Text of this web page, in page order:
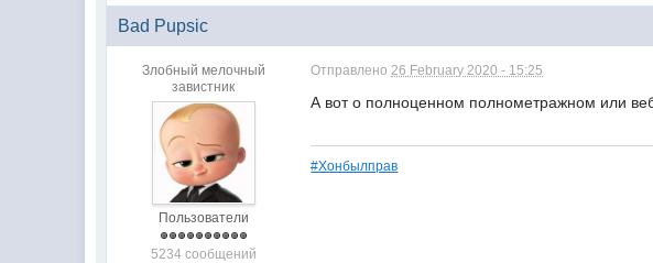
Bad Pupsic
Злобный мелочный
завистник
Пользователи
5234 сообщений
Отправлено26 February 2020 - 15:25
А вот о полноценном полнометражном или
#Хонбылправ